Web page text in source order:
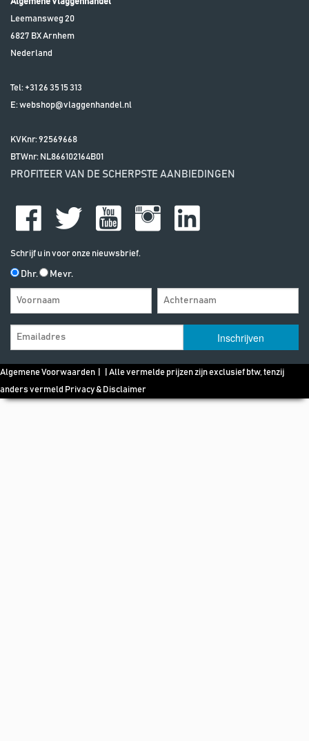
Algemene Vlaggenhandel
Leemansweg 20
6827 BXArnhem
Nederland
Tel: +31 26 35 15 313
E:webshop@vlaggenhandel.nl
KVKnr: 92569668
BTWnr: NL866102164B01
PROFITEER VAN DE SCHERPSTE AANBIEDINGEN
Schrijf u in voor onze nieuwsbrief.
Dhr. Mevr.
Algemene Voorwaarden | | Alle vermelde prijzen zijn exclusief btw, tenzij
anders vermeld Privacy & Disclaimer